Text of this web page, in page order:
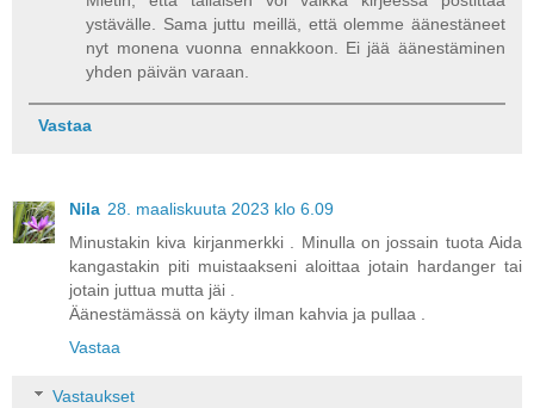
ystävälle. Sama juttu meillä, että olemme äänestäneet
nyt monena vuonna ennakkoon. Ei jää äänestäminen
yhden päivän varaan.
Vastaa
Nila 28. maaliskuuta 2023 klo 6.09
Minustakin kiva kirjanmerkki . Minulla on jossain tuota Aida
kangastakin piti muistaakseni aloittaa jotain hardanger tai
jotain juttua mutta jäi .
Äänestämässä on käyty ilman kahvia ja pullaa .
Vastaa
Vastaukset